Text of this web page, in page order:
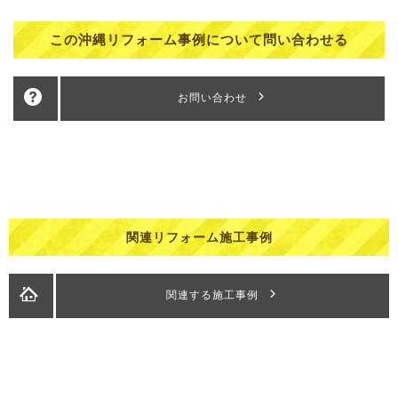
この沖縄リフォーム事例について問い合わせる
お問い合わせ
関連リフォーム施工事例
関連する施工事例